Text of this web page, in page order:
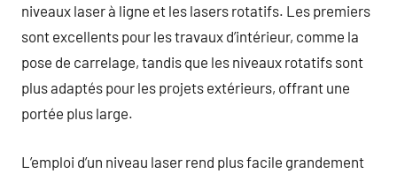
niveaux laser à ligne et les lasers rotatifs. Les premiers
sont excellents pour les travaux d’intérieur, comme la
pose de carrelage, tandis que les niveaux rotatifs sont
plus adaptés pour les projets extérieurs, offrant une
portée plus large.
L’emploi d’un niveau laser rend plus facile grandement